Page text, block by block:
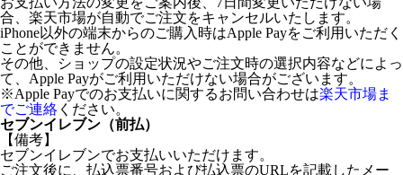
合、楽天市場が自動でご注文をキャンセルいたします。
iPhone以外の端末からのご購入時はApple Payをご利用いただく
ことができません。
その他、ショップの設定状況やご注文時の選択内容などによっ
て、Apple Payがご利用いただけない場合がございます。
※Apple Payでのお支払いに関するお問い合わせは楽天市場ま
でご連絡 ください。
セブンイレブン（前払）
【備考】
セブンイレブンでお支払いいただけます。
ご注文後に、払込票番号および払込票のURLを記載したメー